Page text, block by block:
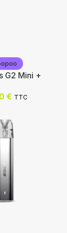
G2 Mini +
€ TTC